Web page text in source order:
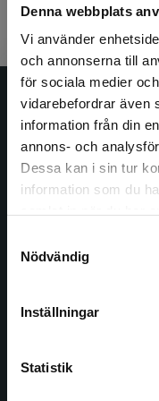
Denna webbplats
Vi använder
och annonserna till
för sociala medier
vidarebefordrar även
information från din
annons- och
Dessa kan i sin tur
information som du
Nödvändig
Inställningar
Statistik
Det verkar som
Vi erbjuder inte
att kunna slutföra
minoritetskulturer og
eksemplificeret ved
Studentlitteratur
ledande
facklitteratur,
informationstjänster i
046-31 20 00